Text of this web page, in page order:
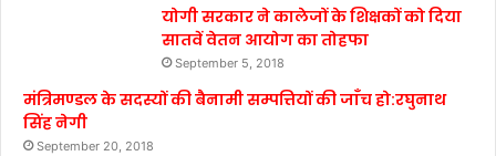
योगी सरकार ने कालेजों के शिक्षकों को दिया
सातवें वेतन आयोग का तोहफा
September 5, 2018
मंत्रिमण्डल के सदस्यों की बैनामी सम्पत्तियों की जाँच हो:रघुनाथ
सिंह नेगी
September 20, 2018